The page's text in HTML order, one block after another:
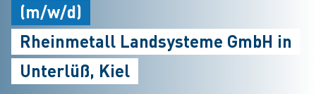
(m/w/d)
Rheinmetall Landsysteme GmbH in
Unterlüß, Kiel